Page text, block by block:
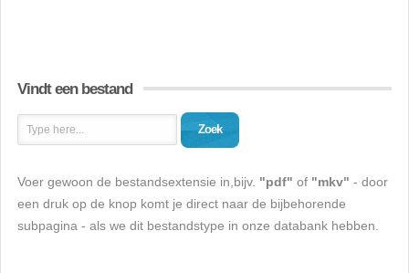
Vindt een bestand
Zoek
Voer gewoon de bestandsextensie in,bijv. "pdf" of "mkv" - door
een druk op de knop komt je direct naar de bijbehorende
subpagina - als we dit bestandstype in onze databank hebben.